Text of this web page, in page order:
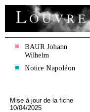
BAUR Johann
Wilhelm
Notice Napoléon
Mise à jour de la fiche
10/04/2025